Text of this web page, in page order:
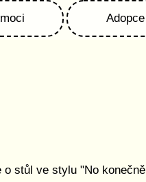
Adopce
stůl ve stylu "No konečně